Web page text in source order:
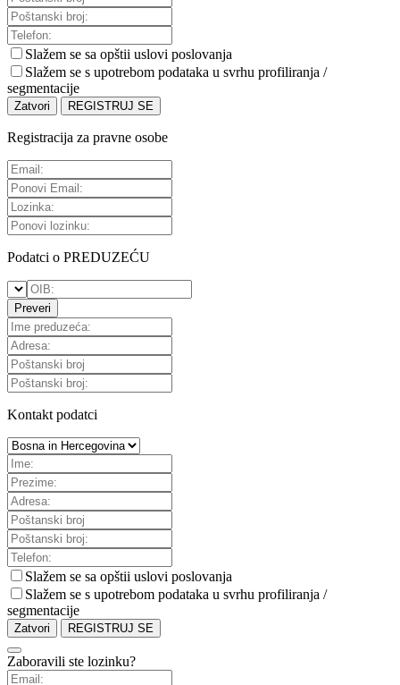
Slažem se sa opštii uslovi poslovanja
Slažem se s upotrebom podataka u svrhu profiliranja /
segmentacije
Zatvori REGISTRUJ SE
Registracija za pravne osobe
Podatci o PREDUZEĆU
Preveri
Kontakt podatci
Slažem se sa opštii uslovi poslovanja
Slažem se s upotrebom podataka u svrhu profiliranja /
segmentacije
Zatvori REGISTRUJ SE
Zaboravili ste lozinku?